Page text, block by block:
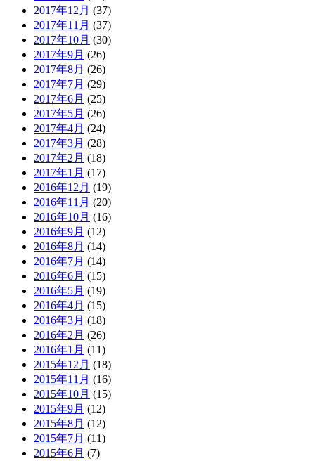
2017年12月 (37)
2017年11月 (37)
2017年10月 (30)
2017年9月 (26)
2017年8月 (26)
2017年7月 (29)
2017年6月 (25)
2017年5月 (26)
2017年4月 (24)
2017年3月 (28)
2017年2月 (18)
2017年1月 (17)
2016年12月 (19)
2016年11月 (20)
2016年10月 (16)
2016年9月 (12)
2016年8月 (14)
2016年7月 (14)
2016年6月 (15)
2016年5月 (19)
2016年4月 (15)
2016年3月 (18)
2016年2月 (26)
2016年1月 (11)
2015年12月 (18)
2015年11月 (16)
2015年10月 (15)
2015年9月 (12)
2015年8月 (12)
2015年7月 (11)
2015年6月 (7)